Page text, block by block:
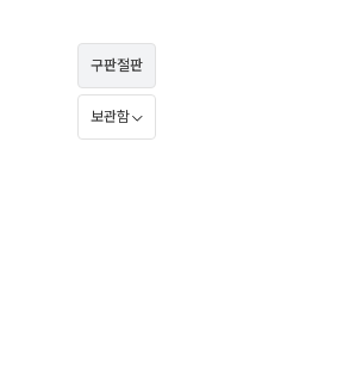
구판절판
보관함